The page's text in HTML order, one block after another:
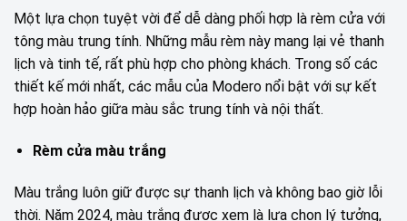
Một lựa chọn tuyệt vời để dễ dàng phối hợp là rèm cửa với
tông màu trung tính. Những mẫu rèm này mang lại vẻ thanh
lịch và tinh tế, rất phù hợp cho phòng khách. Trong số các
thiết kế mới nhất, các mẫu của Modero nổi bật với sự kết
hợp hoàn hảo giữa màu sắc trung tính và nội thất.
Rèm cửa màu trắng
Màu trắng luôn giữ được sự thanh lịch và không bao giờ lỗi
thời. Năm 2024, màu trắng được xem là lựa chọn lý tưởng,